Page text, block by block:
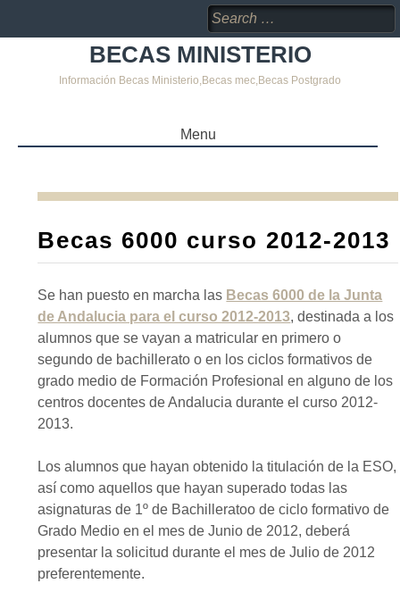
Search
for:
BECAS MINISTERIO
Información Becas Ministerio,Becas mec,Becas Postgrado
Menu
CONTENT
Becas 6000 curso 2012-2013
Se han puesto en marcha las Becas 6000 de la Junta
de Andalucia para el curso 2012-2013, destinada a los
alumnos que se vayan a matricular en primero o
segundo de bachillerato o en los ciclos formativos de
grado medio de Formación Profesional en alguno de los
centros docentes de Andalucia durante el curso 2012-
2013.
Los alumnos que hayan obtenido la titulación de la ESO,
así como aquellos que hayan superado todas las
asignaturas de 1º de Bachilleratoo de ciclo formativo de
Grado Medio en el mes de Junio de 2012, deberá
presentar la solicitud durante el mes de Julio de 2012
preferentemente.